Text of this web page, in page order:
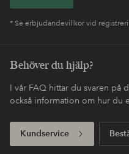
* Se erbjudandevillkor vid
Behöver du hjälp?
I vår FAQ hittar du svaren på
också information om hur du
Kundservice